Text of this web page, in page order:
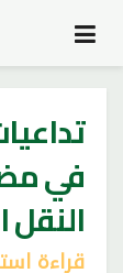
في
قراءة